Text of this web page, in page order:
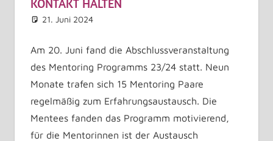
ONTAKT HALTEN
21. Juni 2024
Am 20. Juni fand die Abschlussveranstaltung
des Mentoring Programms 23/24 statt. Neun
Monate trafen sich 15 Mentoring Paare
regelmäßig zum Erfahrungsaustausch. Die
Mentees fanden das Programm motivierend,
für die Mentorinnen ist der Austausch